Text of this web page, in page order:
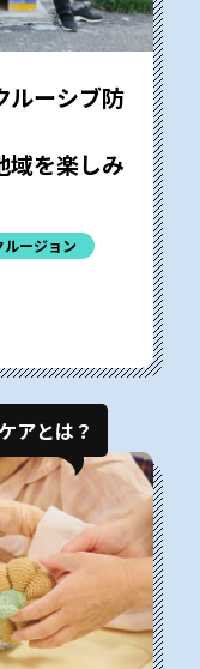
ルーシブ防
域を楽しみ
ージョン
アとは？